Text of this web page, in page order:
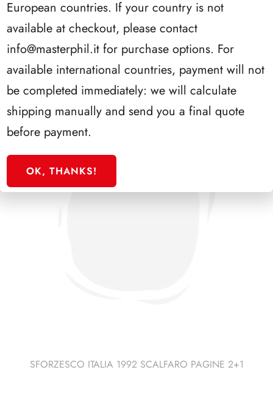
PRESIDENZA EINAUDI 1948/1955
SFORZESCO ITALIA 1992 SCALFARO PAGINE 2+1
European countries. If your country is not
available at checkout, please contact
info@masterphil.it for purchase options. For
available international countries, payment will not
be completed immediately: we will calculate
shipping manually and send you a final quote
before payment.
OK, THANKS!